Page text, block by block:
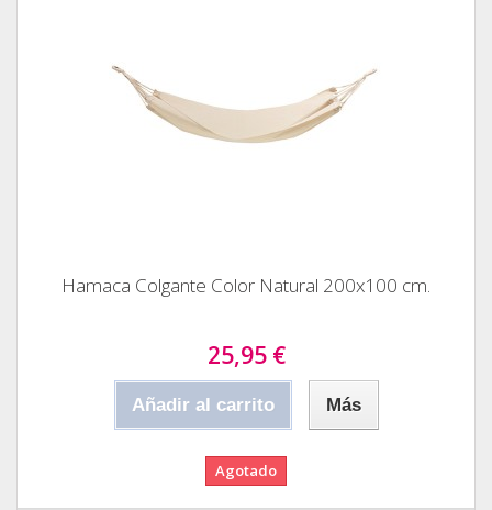
Hamaca Colgante Color Natural 200x100 cm.
25,95 €
Añadir al carrito Más
Agotado